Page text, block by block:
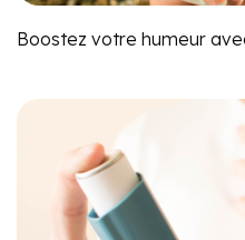
Boostez votre humeur